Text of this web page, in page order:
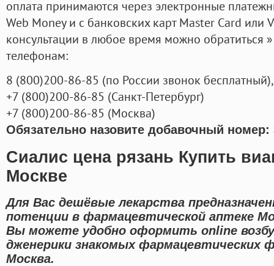
оплата принимаются через электронные
Web Money и с банковских карт Master Card или
консультации в любое время можно обратиться
телефонам:
8 (800)200-86-85 (по России звонок бесплатный),
+7 (800)200-86-85 (Санкт-Петербург)
+7 (800)200-86-85 (Москва)
Обязательно назовите добавочный номер:
Сиалис цена рязань Купить
Москве
Для Вас дешёвые лекарства
потенции в фармацевтической аптеке
Вы можете удобно оформить online
дженерики знакомых фармацевтических
Москва.